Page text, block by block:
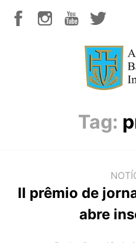
Tag:
II prêmio de
abre